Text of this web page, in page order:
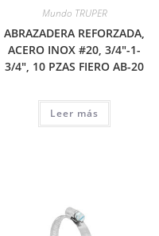
Mundo TRUPER
ABRAZADERA REFORZADA,
ACERO INOX #20, 3/4″-1-
3/4″, 10 PZAS FIERO AB-20
Leer más